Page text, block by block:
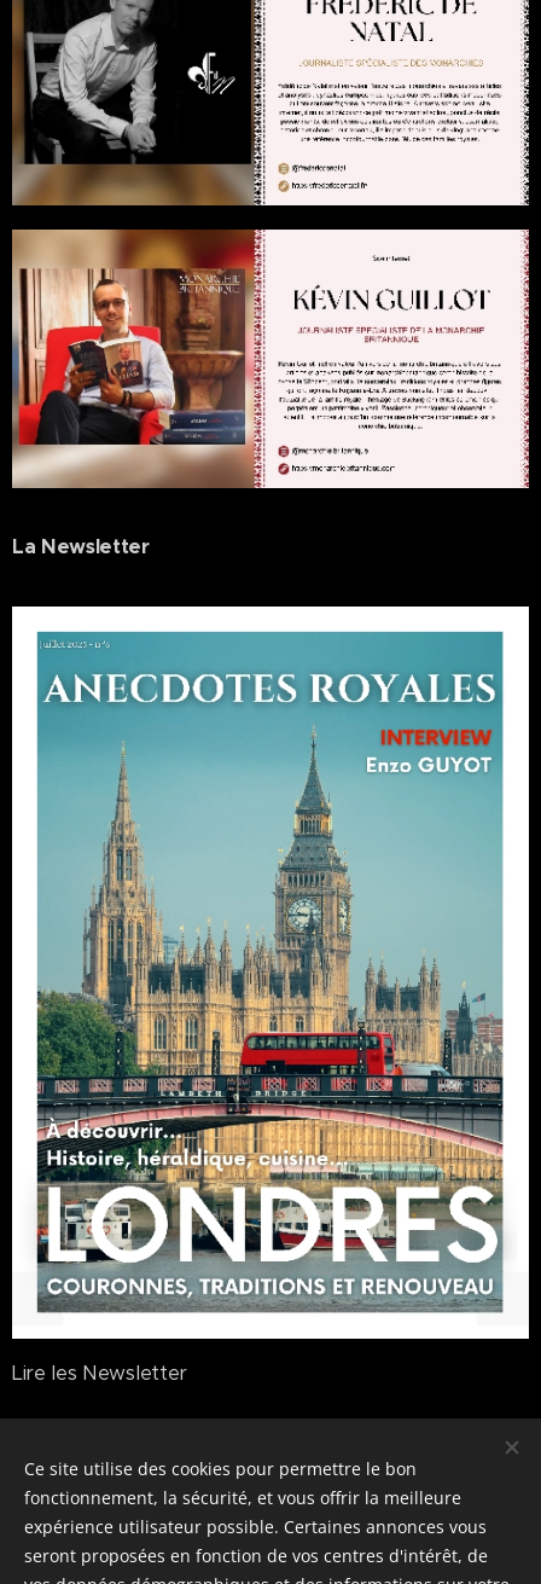
La Newsletter
Lire les Newsletter
© 2026 Anecdotes Royales
Ce site utilise des cookies pour permettre le bon
fonctionnement, la sécurité, et vous offrir la meilleure
expérience utilisateur possible. Certaines annonces vous
seront proposées en fonction de vos centres d'intérêt, de